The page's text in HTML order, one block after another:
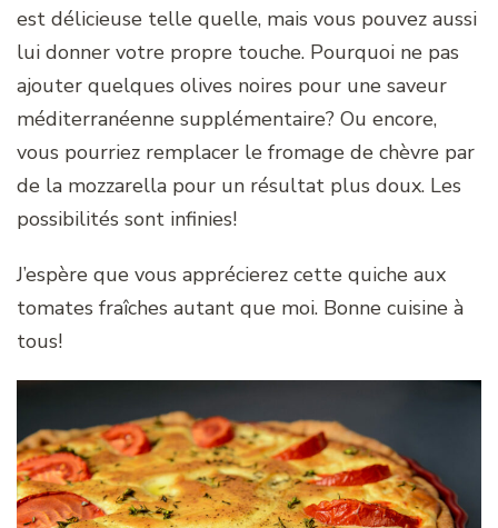
est délicieuse telle quelle, mais vous pouvez aussi
lui donner votre propre touche. Pourquoi ne pas
ajouter quelques olives noires pour une saveur
méditerranéenne supplémentaire? Ou encore,
vous pourriez remplacer le fromage de chèvre par
de la mozzarella pour un résultat plus doux. Les
possibilités sont infinies!
J’espère que vous apprécierez cette quiche aux
tomates fraîches autant que moi. Bonne cuisine à
tous!